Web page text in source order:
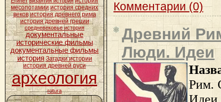
месопотамии история средних
веков история древнего рима
история древней греции
средневековье история
документальные
исторические фильмы
документальные фильмы
история Загадки истории
история древней руси
археология
rotura
Комментарии (0)
Древний
Люди. Идеи
Рим.